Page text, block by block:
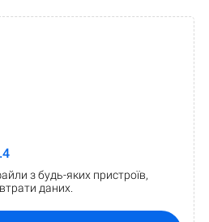
з будь-яких пристроїв,
даних.